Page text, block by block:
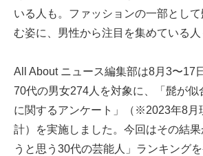
いる人も。ファッションの一部とし
む姿に、男性から注目を集めている人
All About ニュース編集部は8月3〜17
70代の男女274人を対象に、「髭が似
に関するアンケート」（※2023年8月
計）を実施しました。今回はその結
うと思う30代の芸能人」ランキング